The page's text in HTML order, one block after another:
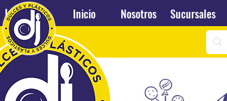
Inicio Nosotros Sucursales
Inicio Nosotros Sucursales